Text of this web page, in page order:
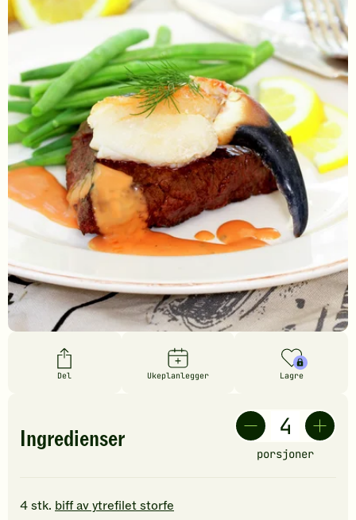
Del Ukeplanlegger Lagre
Ingredienser
porsjoner
4stk. biff av ytrefilet storfe